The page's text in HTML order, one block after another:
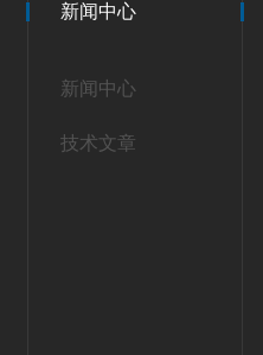
新闻中心
新闻中心
技术文章